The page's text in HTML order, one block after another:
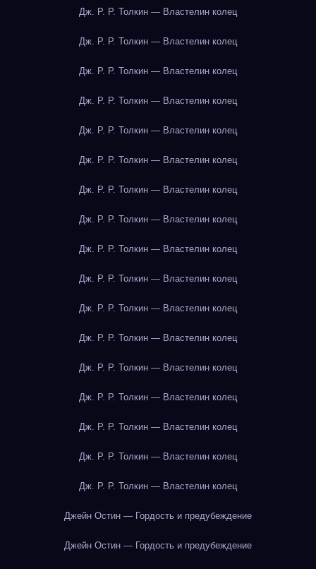
Дж. Р. Р. Толкин — Властелин колец
Дж. Р. Р. Толкин — Властелин колец
Дж. Р. Р. Толкин — Властелин колец
Дж. Р. Р. Толкин — Властелин колец
Дж. Р. Р. Толкин — Властелин колец
Дж. Р. Р. Толкин — Властелин колец
Дж. Р. Р. Толкин — Властелин колец
Дж. Р. Р. Толкин — Властелин колец
Дж. Р. Р. Толкин — Властелин колец
Дж. Р. Р. Толкин — Властелин колец
Дж. Р. Р. Толкин — Властелин колец
Дж. Р. Р. Толкин — Властелин колец
Дж. Р. Р. Толкин — Властелин колец
Дж. Р. Р. Толкин — Властелин колец
Дж. Р. Р. Толкин — Властелин колец
Дж. Р. Р. Толкин — Властелин колец
Дж. Р. Р. Толкин — Властелин колец
Джейн Остин — Гордость и предубеждение
Джейн Остин — Гордость и предубеждение